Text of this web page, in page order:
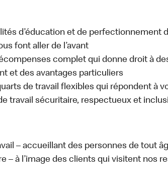
d’éducation et de perfectionnement
font aller de l’avant
complet qui donne droit à
et des avantages particuliers
de travail flexibles qui répondent à
travail sécuritaire, respectueux et
– accueillant des personnes de tout
– à l’image des clients qui visitent nos